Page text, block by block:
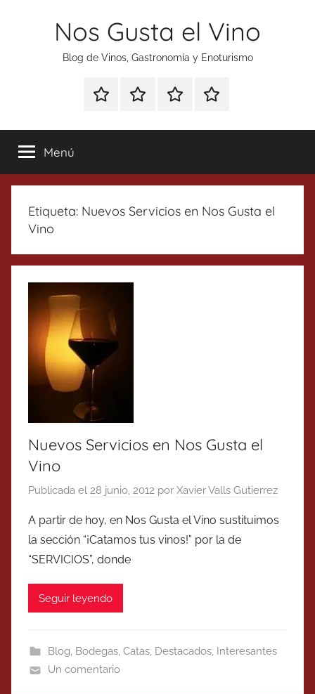
Nos Gusta el Vino
Blog de Vinos, Gastronomía y Enoturismo
Especial
Tonics
Enoturismo
Gastronomía
RankingContacto
Menú
Etiqueta: Nuevos Servicios en Nos Gusta el
Vino
Nuevos Servicios en Nos Gusta el
Vino
Publicada el 28 junio, 2012 por Xavier Valls Gutierrez
A partir de hoy, en Nos Gusta el Vino sustituimos
la sección “¡Catamos tus vinos!” por la de
“SERVICIOS”, donde
Seguir leyendo
Blog, Bodegas, Catas, Destacados, Interesantes
Un comentario